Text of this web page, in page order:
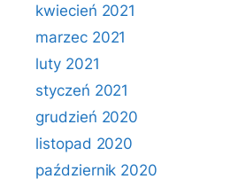
kwiecień 2021
marzec 2021
luty 2021
styczeń 2021
grudzień 2020
listopad 2020
październik 2020